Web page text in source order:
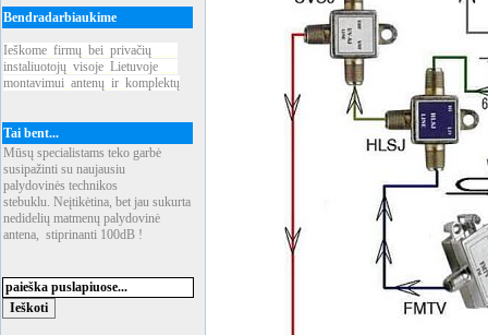
Bendradarbiaukime
Ieškome firmų bei privačių
instaliuotojų visoje Lietuvoje
montavimui antenų ir komplektų
Tai bent...
Mūsų specialistams teko garbė
susipažinti su naujausiu
palydovinės technikos
stebuklu. Neįtikėtina, bet jau sukurta
nedidelių matmenų palydovinė
antena, stiprinanti 100dB !